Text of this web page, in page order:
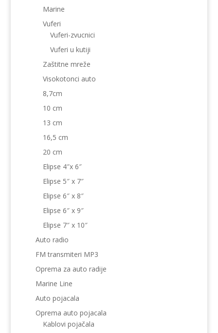
Marine
Vuferi
Vuferi-zvucnici
Vuferi u kutiji
Zaštitne mreže
Visokotonci auto
8,7cm
10 cm
13 cm
16,5 cm
20 cm
Elipse 4″x 6″
Elipse 5″ x 7″
Elipse 6″ x 8″
Elipse 6″ x 9″
Elipse 7″ x 10″
Auto radio
FM transmiteri MP3
Oprema za auto radije
Marine Line
Auto pojacala
Oprema auto pojacala
Kablovi pojačala